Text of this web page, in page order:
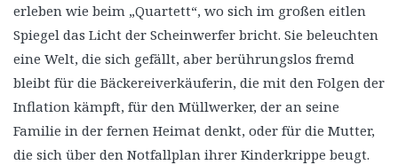
erleben wie beim „Quartett“, wo sich im großen eitlen
Spiegel das Licht der Scheinwerfer bricht. Sie beleuchten
eine Welt, die sich gefällt, aber berührungslos fremd
bleibt für die Bäckereiverkäuferin, die mit den Folgen der
Inflation kämpft, für den Müllwerker, der an seine
Familie in der fernen Heimat denkt, oder für die Mutter,
die sich über den Notfallplan ihrer Kinderkrippe beugt.